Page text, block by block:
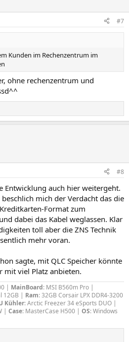
#7
Kunden im Rechenzentrum im
ohne rechenzentrum und
#8
Entwicklung auch hier weitergeht.
mich der Verdacht das die
Format zum
dabei das Kabel weglassen. Klar
toll aber die ZNS Technik
mehr voran.
sagte, mit QLC Speicher könnte
mit viel Platz anbieten.
| MainBoard: MSI B560m Pro |
12GB | Ram: 32GB Corsair LPX DDR4-3200
Kühler: Arctic Freezer 34 eSports DUO |
| Case: MasterCase H500 | OS: Windows